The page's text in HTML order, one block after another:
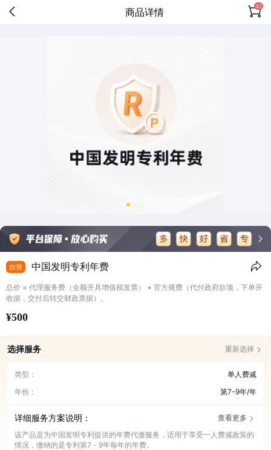
商品详情 41
自营 中国发明专利年费
总价 = 代理服务费（全额开具增值税发票） + 官方规费（代付政府款项，下单开
收据，交付后转交财政票据）。
¥500
选择服务 重新选择
类型：
单人费减
年份：
第7-9年/年
详细服务方案说明：
查看更多
该产品是为中国发明专利提供的年费代缴服务，适用于享受一人费减政策的
情况，缴纳的是专利第7 - 9年每年的年费。